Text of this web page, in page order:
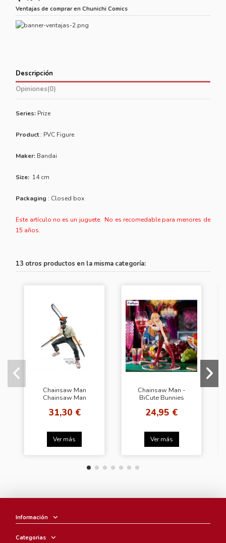
Ventajas de comprar en Chunichi Comics
Descripción
Opiniones(0)
Series: Prize
Product: PVC Figure
Maker: Bandai
Size: 14 cm
Packaging : Closed box
Este artículo no es un juguete. No es recomedable para menores de
15 años.
13 otros productos en la misma categoría:
Chainsaw Man
Chainsaw Man
31,30 €
Ver más
Chainsaw Man -
BiCute Bunnies
24,95 €
Ver más
Información
Categorias